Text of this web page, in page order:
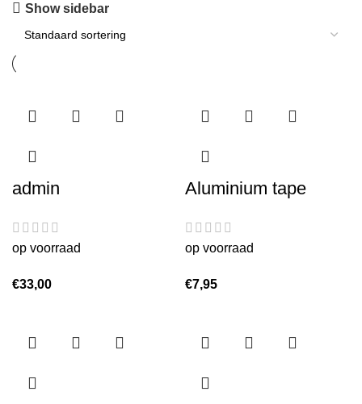
Show sidebar
admin
op voorraad
€33,00
Aluminium tape
op voorraad
€7,95